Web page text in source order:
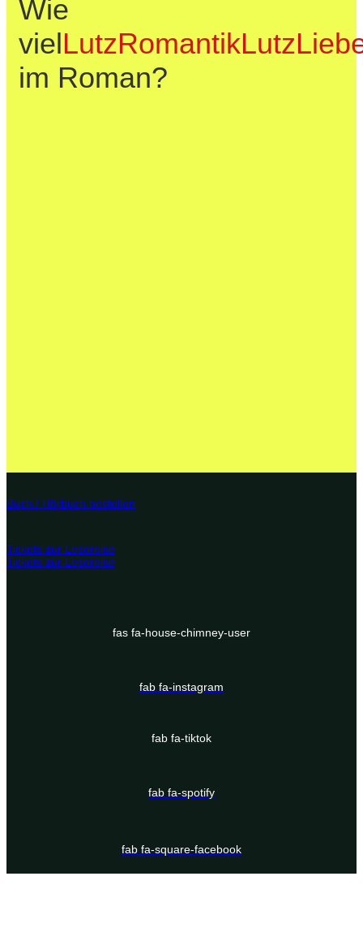
Wie
vielLutzRomantikLutz
im Roman?
Buch / Hörbuch bestellen
Tickets zur Lesereise
Tickets zur Lesereise
fas fa-house-chimney-user
fab fa-instagram
fab fa-tiktok
fab fa-spotify
fab fa-square-facebook